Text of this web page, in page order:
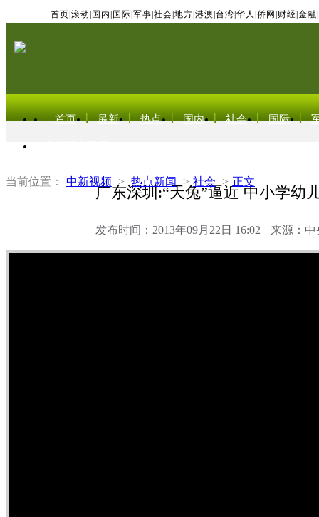
首页 滚动 国内 国际 军事 社会 地方 港澳 台湾 华人 侨网 财经 金融
首页 最新 热点 国内 社会 国际
当前位置： 中新视频 > 热点新闻 > 社会 > 正文
广东深圳:“天兔”逼近 中小学幼
发布时间：2013年09月22日 16:02 来源：中